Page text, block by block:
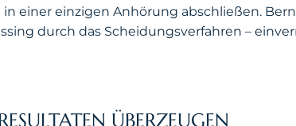
einer einzigen Anhörung abschließen.
durch das Scheidungsverfahren –
ÜBERZEUGEN